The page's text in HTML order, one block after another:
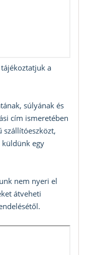
a
súlyának és
cím ismeretében
szállítóeszközt,
egy
nem nyeri el
átveheti